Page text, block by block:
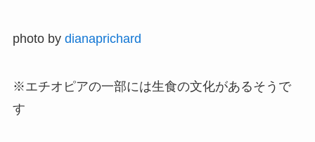
photo by dianaprichard
※エチオピアの一部には生食の文化があるそうで
す